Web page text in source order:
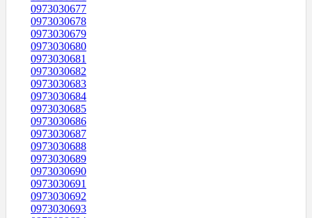
0973030677
0973030678
0973030679
0973030680
0973030681
0973030682
0973030683
0973030684
0973030685
0973030686
0973030687
0973030688
0973030689
0973030690
0973030691
0973030692
0973030693